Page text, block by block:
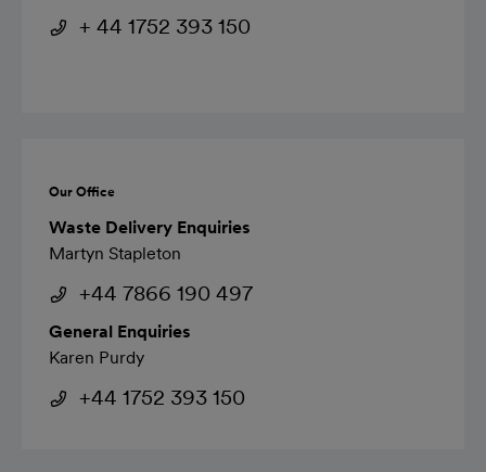
+ 44 1752 393 150
Our Office
Waste Delivery Enquiries
Martyn Stapleton
+44 7866 190 497
General Enquiries
Karen Purdy
+44 1752 393 150